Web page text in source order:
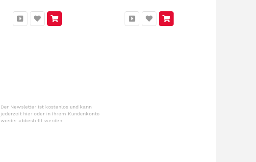
Der Newsletter ist kostenlos und kann
jederzeit hier oder in Ihrem Kundenkonto
wieder abbestellt werden.